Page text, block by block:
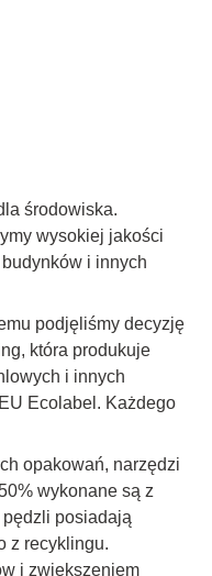
środowiska.
wysokiej jakości
i innych
podjęliśmy decyzję
która produkuje
i innych
Ecolabel. Każdego
opakowań, narzędzi
wykonane są z
posiadają
z recyklingu.
i zwiększeniem